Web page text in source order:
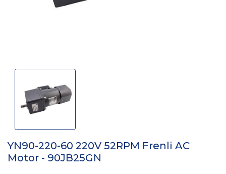
YN90-220-60 220V 52RPM Frenli AC
Motor - 90JB25GN